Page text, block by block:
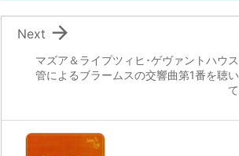
マズア＆ライプツィヒ･ゲヴァントハウス
管によるブラームスの交響曲第1番を聴い
て

Next